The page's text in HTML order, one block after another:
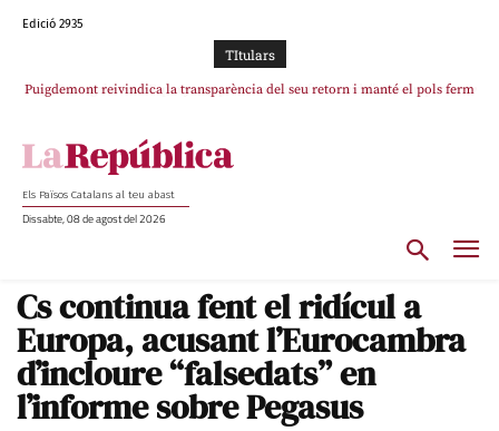
Edició 2935
TItulars
Puigdemont reivindica la transparència del seu retorn i manté el pols ferm
Portugal acusa Espanya de provocar un “efecte crida” massiu per la seva
Els Països Catalans al teu abast
Dissabte, 08 de agost del 2026
Cs continua fent el ridícul a
Europa, acusant l’Eurocambra
d’incloure “falsedats” en
l’informe sobre Pegasus